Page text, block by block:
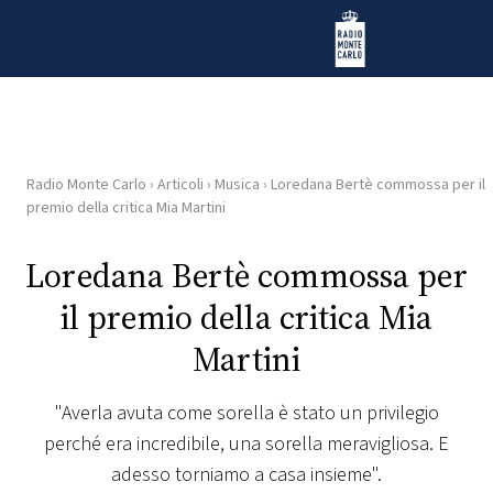
Radio Monte Carlo
HOME
RADIO
WEB
RADIO
PLAYLIST
Radio Monte Carlo › Articoli › Musica › Loredana Bertè commossa per il
premio della critica Mia Martini
Loredana Bertè commossa per
il premio della critica Mia
Martini
"Averla avuta come sorella è stato un privilegio
perché era incredibile, una sorella meravigliosa. E
adesso torniamo a casa insieme".